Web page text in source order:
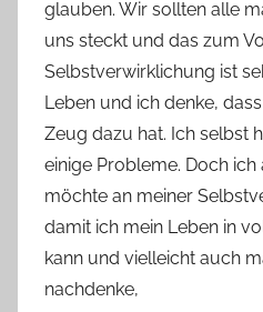
glauben. Wir sollten alle
uns steckt und das zum
Selbstverwirklichung ist
Leben und ich denke,
Zeug dazu hat. Ich selbst
einige Probleme. Doch
möchte an meiner
damit ich mein Leben in
kann und vielleicht auch
nachdenke,